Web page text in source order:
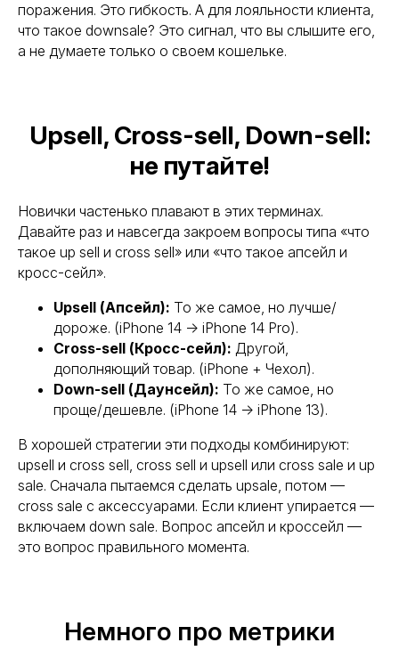
поражения. Это гибкость. А для лояльности клиента,
что такое downsale? Это сигнал, что вы слышите его,
а не думаете только о своем кошельке.
Upsell, Cross-sell, Down-sell:
не путайте!
Новички частенько плавают в этих терминах.
Давайте раз и навсегда закроем вопросы типа «что
такое up sell и cross sell» или «что такое апсейл и
кросс-сейл».
Upsell (Апсейл): То же самое, но лучше/
дороже. (iPhone 14 → iPhone 14 Pro).
Cross-sell (Кросс-сейл): Другой,
дополняющий товар. (iPhone + Чехол).
Down-sell (Даунсейл): То же самое, но
проще/дешевле. (iPhone 14 → iPhone 13).
В хорошей стратегии эти подходы комбинируют:
upsell и cross sell, cross sell и upsell или cross sale и up
sale. Сначала пытаемся сделать upsale, потом —
cross sale с аксессуарами. Если клиент упирается —
включаем down sale. Вопрос апсейл и кроссейл —
это вопрос правильного момента.
Немного про метрики